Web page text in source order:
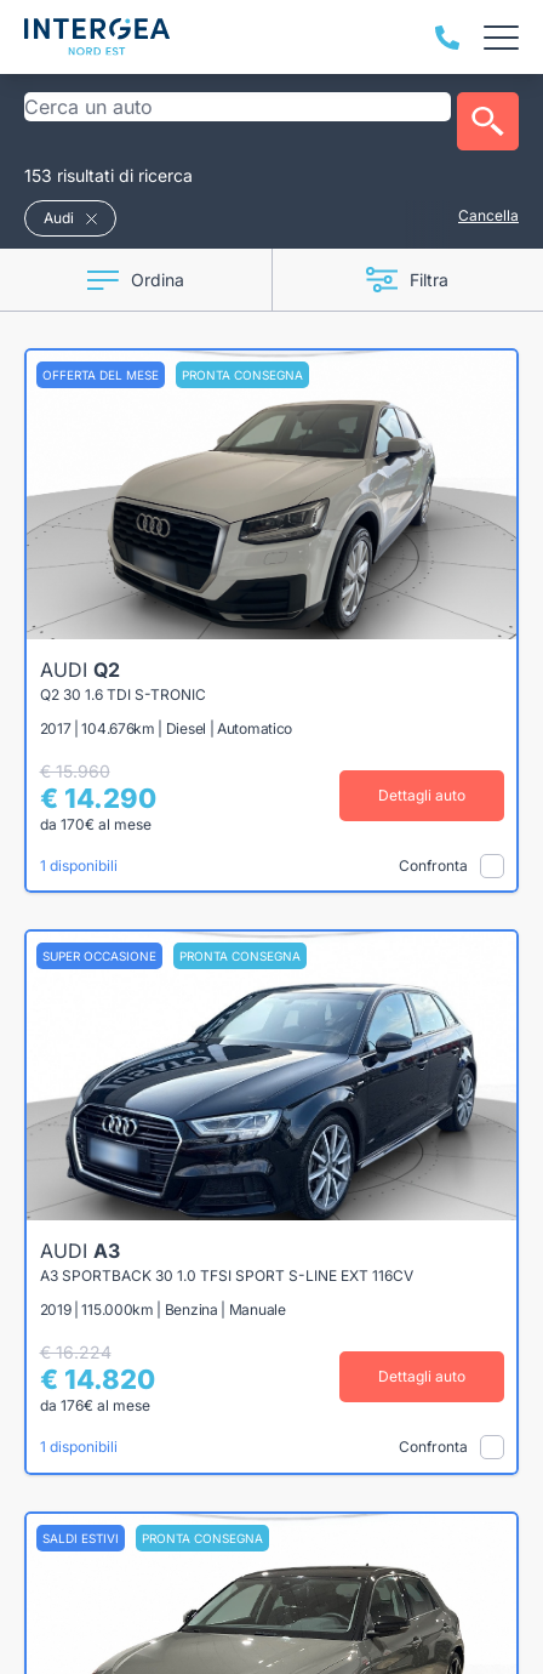
153 risultati di ricerca
Audi Cancella
Ordina Filtra
OFFERTA DEL MESE PRONTA CONSEGNA
AUDI Q2
Q2 30 1.6 TDI S-TRONIC
2017 | 104.676km | Diesel | Automatico
€ 15.960
€ 14.290
da 170€ al mese
Dettagli auto
1 disponibili Confronta
SUPER OCCASIONE PRONTA CONSEGNA
AUDI A3
A3 SPORTBACK 30 1.0 TFSI SPORT S-LINE EXT 116CV
2019 | 115.000km | Benzina | Manuale
€ 16.224
€ 14.820
da 176€ al mese
Dettagli auto
1 disponibili Confronta
SALDI ESTIVI PRONTA CONSEGNA